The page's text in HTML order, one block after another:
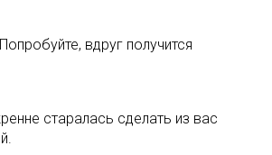
вдруг получится
старалась сделать из вас